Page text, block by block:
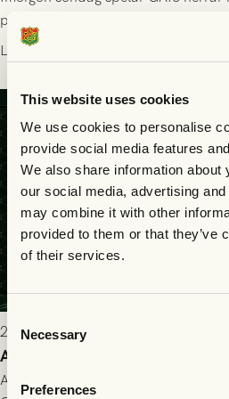
This website uses cookies
We use cookies to personalise
provide social media features
We also share information about
our social media, advertising
may combine it with other
provided to them or that they’ve
of their services.
Consent
Selection
Necessary
Preferences
på Gamla Ullevi med avspark kl
ledarstaben har tagit ut följande
Läs mer
2026-07-25 9:00
Allt du behöver veta inför GAIS
All evenemangsinformation du kan